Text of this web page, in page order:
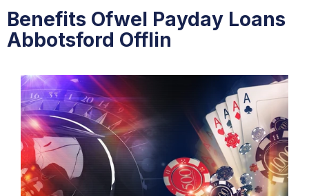
Benefits Ofwel Payday Loans
Abbotsford Offlin